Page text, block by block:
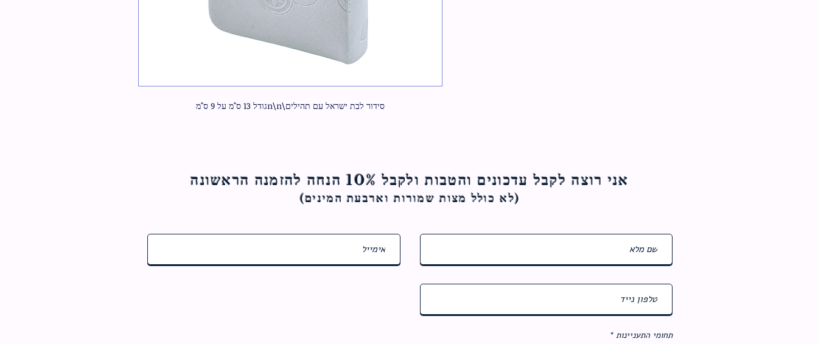
סידור לבת ישראל עם תהילים\n\nגודל 13 ס"מ על 9 ס"מ
אני רוצה לקבל עדכונים והטבות ולקבל 10% הנחה להזמנה הראשונה
(לא כולל מצות שמורות וארבעת המינים)
תחומי התעניינות *